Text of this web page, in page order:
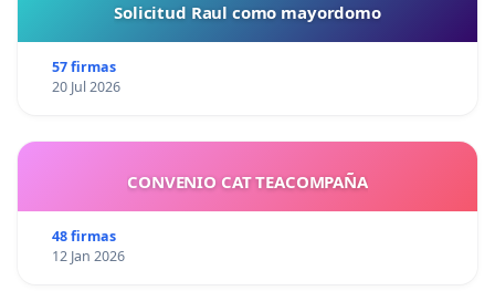
Solicitud Raul como mayordomo
57 firmas
20 Jul 2026
CONVENIO CAT TEACOMPAÑA
48 firmas
12 Jan 2026